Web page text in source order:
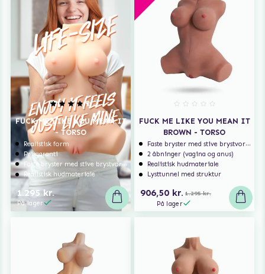
FUCK ME LIKE YOU MEAN IT
- TORSO
Realistisk form
Prisgaranti
Faste bryster med stive brystvorter
Realistisk hudmateriale
1.295 kr.
På lager
FUCK ME LIKE YOU MEAN IT
BROWN - TORSO
Faste bryster med stive brystvorter
2 åbninger (vagina og anus)
Realistisk hudmateriale
Lysttunnel med struktur
906,50 kr. 1.295 kr.
På lager